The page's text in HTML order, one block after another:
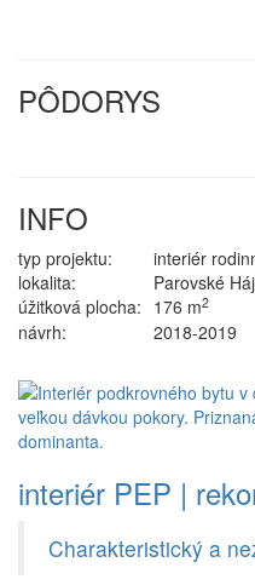
PÔDORYS
INFO
typ projektu:
interiér
lokalita:
Parovské
úžitková plocha: 176 m2
návrh: 2018-2019
interiér PEP |
Charakteristický a